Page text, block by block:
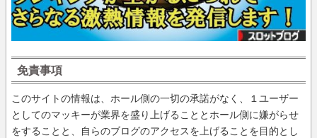
免責事項
このサイトの情報は、ホール側の一切の承諾がなく、１ユーザー
としてのマッキーが業界を盛り上げることとホール側に嫌がらせ
をすることと、自らのブログのアクセスを上げることを目的とし